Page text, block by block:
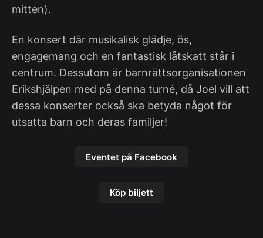
mitten).
En konsert där musikalisk glädje, ös,
engagemang och en fantastisk låtskatt står i
centrum. Dessutom är barnrättsorganisationen
Erikshjälpen med på denna turné, då Joel vill att
dessa konserter också ska betyda något för
utsatta barn och deras familjer!
Eventet på Facebook
Köp biljett